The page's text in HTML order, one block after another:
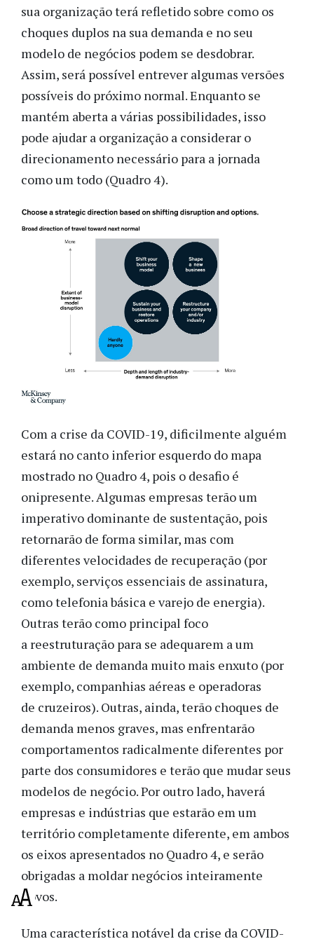
sua organização terá refletido sobre como os
choques duplos na sua demanda e no seu
modelo de negócios podem se desdobrar.
Assim, será possível entrever algumas versões
possíveis do próximo normal. Enquanto se
mantém aberta a várias possibilidades, isso
pode ajudar a organização a considerar o
direcionamento necessário para a jornada
como um todo (Quadro 4).
Com a crise da COVID-19, dificilmente alguém
estará no canto inferior esquerdo do mapa
mostrado no Quadro 4, pois o desafio é
onipresente. Algumas empresas terão um
imperativo dominante de sustentação, pois
retornarão de forma similar, mas com
diferentes velocidades de recuperação (por
exemplo, serviços essenciais de assinatura,
como telefonia básica e varejo de energia).
Outras terão como principal foco
a reestruturação para se adequarem a um
ambiente de demanda muito mais enxuto (por
exemplo, companhias aéreas e operadoras
de cruzeiros). Outras, ainda, terão choques de
demanda menos graves, mas enfrentarão
comportamentos radicalmente diferentes por
parte dos consumidores e terão que mudar seus
modelos de negócio. Por outro lado, haverá
empresas e indústrias que estarão em um
território completamente diferente, em ambos
os eixos apresentados no Quadro 4, e serão
obrigadas a moldar negócios inteiramente
novos.
Uma característica notável da crise da COVID-